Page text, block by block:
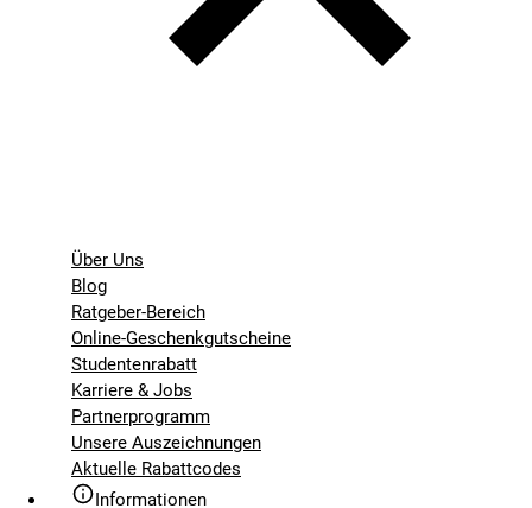
Über Uns
Blog
Ratgeber-Bereich
Online-Geschenkgutscheine
Studentenrabatt
Karriere & Jobs
Partnerprogramm
Unsere Auszeichnungen
Aktuelle Rabattcodes
Informationen